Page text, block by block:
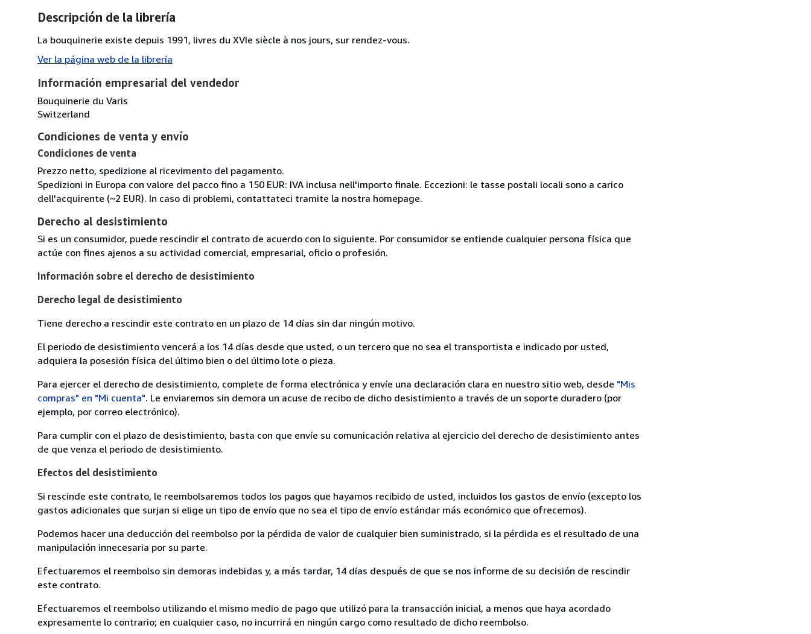
Descripción de la librería
La bouquinerie existe depuis 1991, livres du XVIe siècle à nos jours, sur rendez-vous.
Ver la página web de la librería
Información empresarial del vendedor
Bouquinerie du Varis
Switzerland
Condiciones de venta y envío
Condiciones de venta
Prezzo netto, spedizione al ricevimento del pagamento.
Spedizioni in Europa con valore del pacco fino a 150 EUR: IVA inclusa nell'importo finale. Eccezioni: le tasse postali locali sono a carico
dell'acquirente (~2 EUR). In caso di problemi, contattateci tramite la nostra homepage.
Derecho al desistimiento
Si es un consumidor, puede rescindir el contrato de acuerdo con lo siguiente. Por consumidor se entiende cualquier persona física que
actúe con fines ajenos a su actividad comercial, empresarial, oficio o profesión.
Información sobre el derecho de desistimiento
Derecho legal de desistimiento
Tiene derecho a rescindir este contrato en un plazo de 14 días sin dar ningún motivo.
El periodo de desistimiento vencerá a los 14 días desde que usted, o un tercero que no sea el transportista e indicado por usted,
adquiera la posesión física del último bien o del último lote o pieza.
Para ejercer el derecho de desistimiento, complete de forma electrónica y envíe una declaración clara en nuestro sitio web, desde "Mis
compras" en "Mi cuenta". Le enviaremos sin demora un acuse de recibo de dicho desistimiento a través de un soporte duradero (por
ejemplo, por correo electrónico).
Para cumplir con el plazo de desistimiento, basta con que envíe su comunicación relativa al ejercicio del derecho de desistimiento antes
de que venza el periodo de desistimiento.
Efectos del desistimiento
Si rescinde este contrato, le reembolsaremos todos los pagos que hayamos recibido de usted, incluidos los gastos de envío (excepto los
gastos adicionales que surjan si elige un tipo de envío que no sea el tipo de envío estándar más económico que ofrecemos).
Podemos hacer una deducción del reembolso por la pérdida de valor de cualquier bien suministrado, si la pérdida es el resultado de una
manipulación innecesaria por su parte.
Efectuaremos el reembolso sin demoras indebidas y, a más tardar, 14 días después de que se nos informe de su decisión de rescindir
este contrato.
Efectuaremos el reembolso utilizando el mismo medio de pago que utilizó para la transacción inicial, a menos que haya acordado
expresamente lo contrario; en cualquier caso, no incurrirá en ningún cargo como resultado de dicho reembolso.